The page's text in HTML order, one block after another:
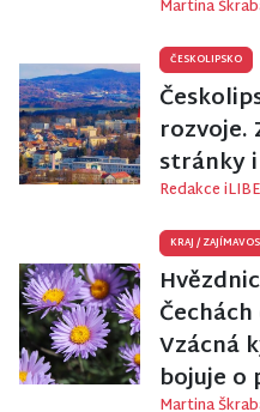
Martina
ČESKOLIPSKO
rozvoje.
stránky
Redakce
KRAJ /
Vzácná
bojuje o
Martina